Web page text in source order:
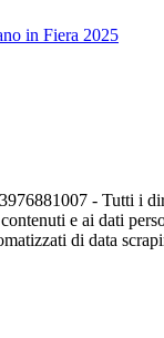
in Fiera 2025
- Tutti i
e ai dati
di data